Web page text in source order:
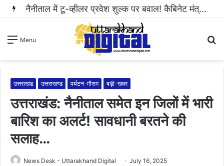
नैनीताल में टू-व्हीलर प्रवेश शुल्क पर बवाल! कैबिनेट मंत्री राम सिंह कैड़ा ने रुकवाई वसूली..
Menu
उत्तराखंड उत्तराखण्ड पर्यटन-मौसम बड़ी-खबर
उत्तराखंड: नैनीताल समेत इन जिलों में भारी
बारिश का अलर्ट! सावधानी बरतने की
सलाह…
News Desk - Uttarakhand Digital July 16, 2025